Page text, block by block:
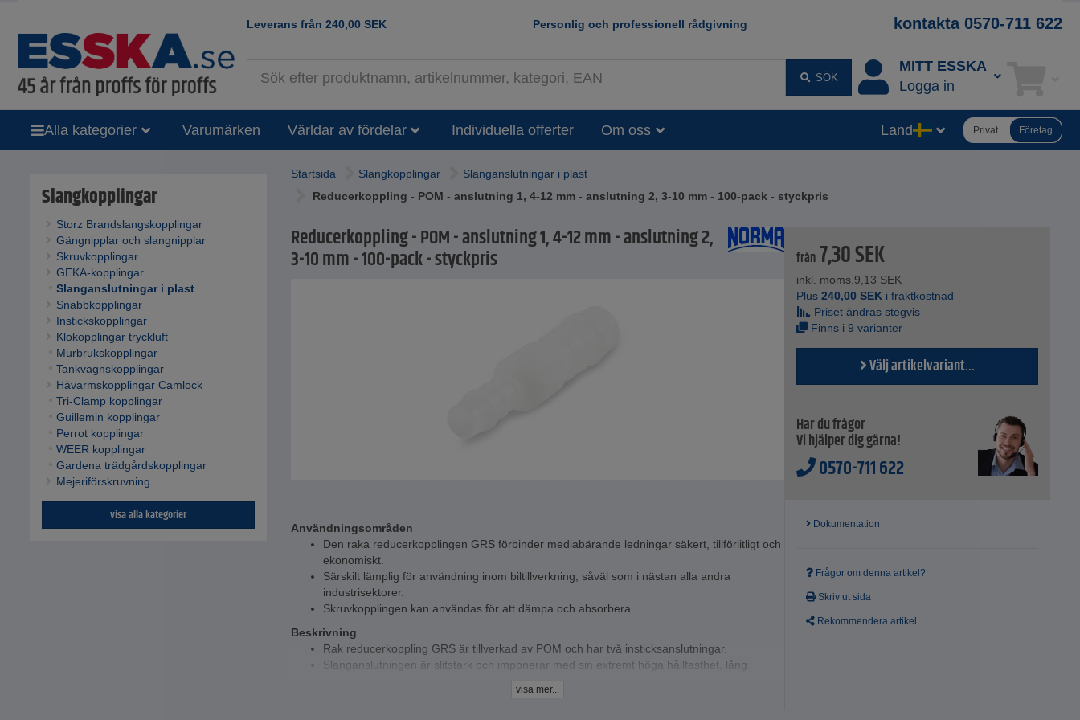
Leverans från 240,00 SEK Personlig och professionell rådgivning kontakta 0570-711 622
SÖK
MITT ESSKA
Logga in
Alla kategorier Varumärken Världar av fördelar Individuella offerter Om oss Land Privat Företag
Slangkopplingar
Storz Brandslangskopplingar
Gängnipplar och slangnipplar
Skruvkopplingar
GEKA-kopplingar
Slanganslutningar i plast
Snabbkopplingar
Instickskopplingar
Klokopplingar tryckluft
Murbrukskopplingar
Tankvagnskopplingar
Hävarmskopplingar Camlock
Tri-Clamp kopplingar
Guillemin kopplingar
Perrot kopplingar
WEER kopplingar
Gardena trädgårdskopplingar
Mejeriförskruvning
visa alla kategorier
Startsida Slangkopplingar
Slanganslutningar i plast
Reducerkoppling - POM - anslutning 1, 4-12 mm - anslutning 2, 3-10 mm - 100-pack - styckpris
Reducerkoppling - POM - anslutning 1, 4-12 mm - anslutning 2,
3-10 mm - 100-pack - styckpris
Användningsområden
Den raka reducerkopplingen GRS förbinder mediabärande ledningar säkert, tillförlitligt och
ekonomiskt.
Särskilt lämplig för användning inom biltillverkning, såväl som i nästan alla andra
industrisektorer.
Skruvkopplingen kan användas för att dämpa och absorbera.
Beskrivning
Rak reducerkoppling GRS är tillverkad av POM och har två insticksanslutningar.
Slanganslutningen är slitstark och imponerar med sin extremt höga hållfasthet, lång
visa mer...
från 7,30SEK
inkl. moms. 9,13 SEK
Plus240,00 SEK i fraktkostnad
Priset ändras stegvis
Finns i 9 varianter
Välj artikelvariant...
Har du frågor
Vi hjälper dig gärna!
0570-711 622
Dokumentation
Frågor om denna artikel?
Skriv ut sida
Rekommendera artikel